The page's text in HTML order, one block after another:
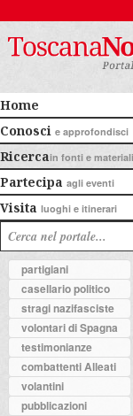
Home
Conosci e approfondisci
Ricercain fonti e materiali
Partecipa agli eventi
Visita luoghi e itinerari
partigiani
casellario politico
stragi nazifasciste
volontari di Spagna
testimonianze
combattenti Alleati
volantini
pubblicazioni